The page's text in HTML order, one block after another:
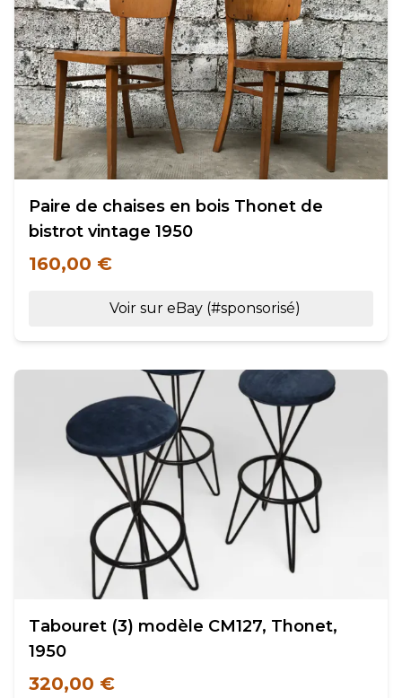
Paire de chaises en bois Thonet de
bistrot vintage 1950
160,00 €
Voir sur eBay (#sponsorisé)
Tabouret (3) modèle CM127, Thonet,
1950
320,00 €